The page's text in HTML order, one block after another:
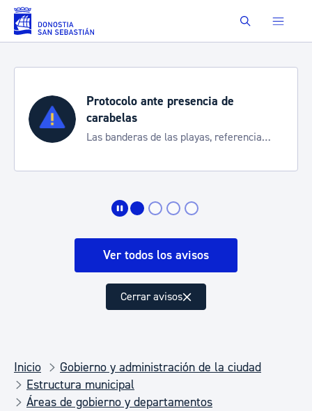
Saltar al contenido principal Buscar
Protocolo ante presencia de
carabelas
Las banderas de las playas, referencia
Ver todos los avisos
Cerrar avisos
Inicio
Gobierno y administración de la ciudad
Estructura municipal
Áreas de gobierno y departamentos